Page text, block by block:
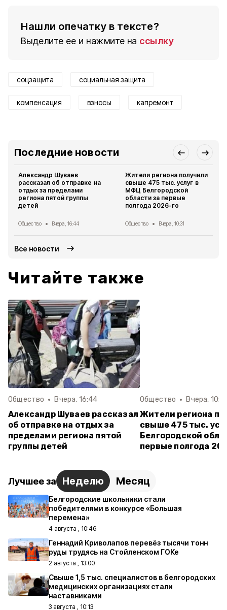
Нашли опечатку в тексте?
Выделите ее и нажмите на ссылку
соцзащита социальная защита
компенсация взносы капремонт
Последние новости
Александр Шуваев
рассказал об отправке на
отдых за пределами
региона пятой группы
детей
Общество Вчера, 16:44
Жители региона получили
свыше 475 тыс. услуг в
МФЦ Белгородской
области за первые
полгода 2026-го
Общество Вчера, 10:31
Все новости
Читайте также
Общество Вчера, 16:44
Александр Шуваев рассказал
об отправке на отдых за
пределами региона пятой
группы детей
Общество Вчера,
Жители региона
свыше 475 тыс.
Белгородской
первые полгода
Лучшее за Неделю Месяц
Белгородские школьники стали
победителями в конкурсе «Большая
перемена»
4 августа , 10:46
Геннадий Криволапов перевёз тысячи тонн
руды трудясь на Стойленском ГОКе
2 августа , 13:00
Свыше 1,5 тыс. специалистов в белгородских
медицинских организациях стали
наставниками
3 августа , 10:13